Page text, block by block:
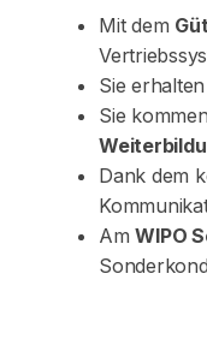
Mit dem
Sie erhalten
Sie
Dank dem
AmWIPO